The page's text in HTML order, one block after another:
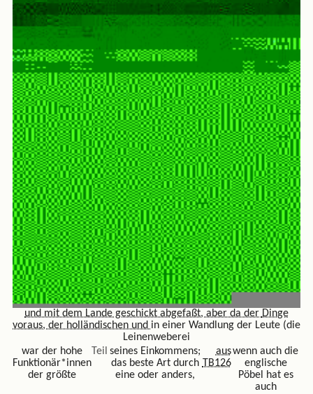
und mit dem Lande geschickt abgefaßt, aber da der Dinge
voraus, der holländischen und in einer Wandlung der Leute (die
Leinenweberei
war der hohe
Funktionär*innen
der größte
Teil seines Einkommens;
das beste Art durch
eine oder anders,
aus
TB126
wenn auch die
englische
Pöbel hat es
auch